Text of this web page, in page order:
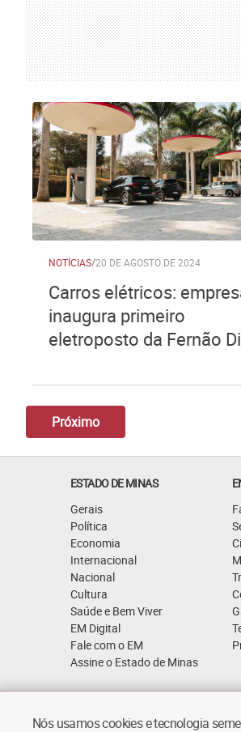
NOTÍCIAS/20 DE AGOSTO DE 2024
Carros elétricos:
inaugura primeiro
eletroposto da Fernão
Próximo
ESTADO DE MINAS
Gerais
Política
Economia
Internacional
Nacional
Cultura
Saúde e Bem Viver
EM Digital
Fale com o EM
Assine o Estado de Minas
Quem Somos Política de
Nós usamos cookies e tecnologia